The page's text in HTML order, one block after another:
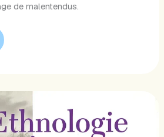
de malentendus.